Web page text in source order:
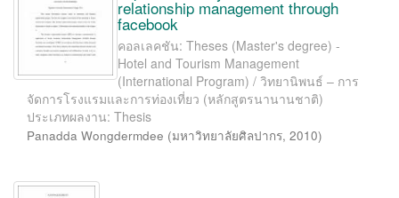
relationship management through
facebook
คอลเลคชัน: Theses (Master's degree) -
Hotel and Tourism Management
(International Program) / วิทยานิพนธ์ – การ
จัดการโรงแรมและการท่องเที่ยว (หลักสูตรนานานชาติ)
ประเภทผลงาน: Thesis
Panadda Wongdermdee (มหาวิทยาลัยศิลปากร, 2010)